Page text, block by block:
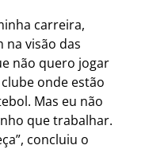
carreira,
na visão das
não quero jogar
onde estão
Mas eu não
que trabalhar.
concluiu o